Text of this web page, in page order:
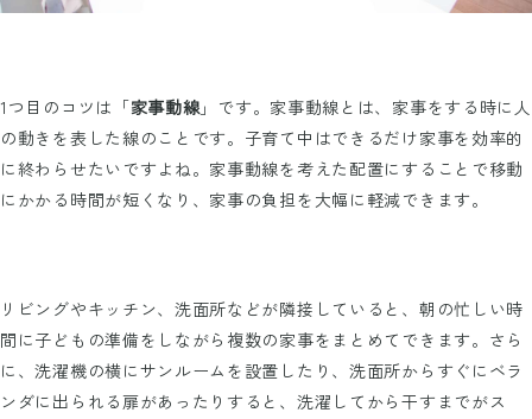
1つ目のコツは「家事動線 」です。家事動線とは、家事をする時に人
の動きを表した線のことです。子育て中はできるだけ家事を効率的
に終わらせたいですよね。家事動線を考えた配置にすることで移動
にかかる時間が短くなり、家事の負担を大幅に軽減できます。
リビングやキッチン、洗面所などが隣接していると、朝の忙しい時
間に子どもの準備をしながら複数の家事をまとめてできます。さら
に、洗濯機の横にサンルームを設置したり、洗面所からすぐにベラ
ンダに出られる扉があったりすると、洗濯してから干すまでがス